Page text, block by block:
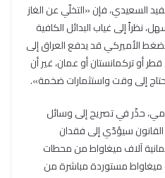
السعيدي، فإن «التخلّي عن الغاز
نظراً إلى غياب البدائل الكافية
الأميركي قد يدفع العراق إلى
أو تركمانستان أو عمان، غير أن
يحتاج إلى وقت واستثمارات ضخمة».
حذّر في تصريح إلى وسائل
سيؤدّي إلى فقدان
آلاف ميغاواط من محطات
ميغاواط مستوردة مباشرة من